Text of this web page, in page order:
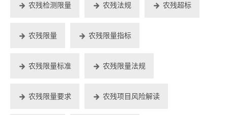
农残检测限量 农残法规 农残超标
农残限量 农残限量指标
农残限量标准 农残限量法规
农残限量要求 农残项目风险解读